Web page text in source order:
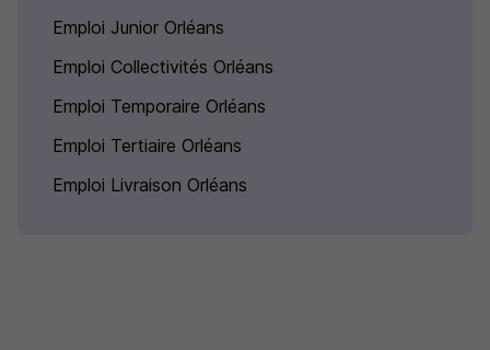
Emploi Junior Orléans
Emploi Collectivités Orléans
Emploi Temporaire Orléans
Emploi Tertiaire Orléans
Emploi Livraison Orléans